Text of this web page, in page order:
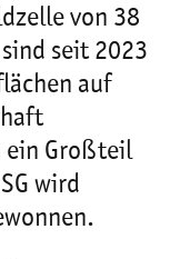
von 38
seit 2023
auf
ein Großteil
wird